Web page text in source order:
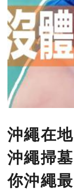
沖繩在
沖繩掃
你沖繩